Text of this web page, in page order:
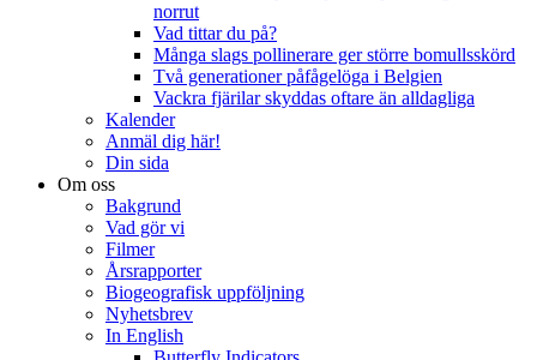
norrut
Vad tittar du på?
Många slags pollinerare ger större bomullsskörd
Två generationer påfågelöga i Belgien
Vackra fjärilar skyddas oftare än alldagliga
Kalender
Anmäl dig här!
Din sida
Om oss
Bakgrund
Vad gör vi
Filmer
Årsrapporter
Biogeografisk uppföljning
Nyhetsbrev
In English